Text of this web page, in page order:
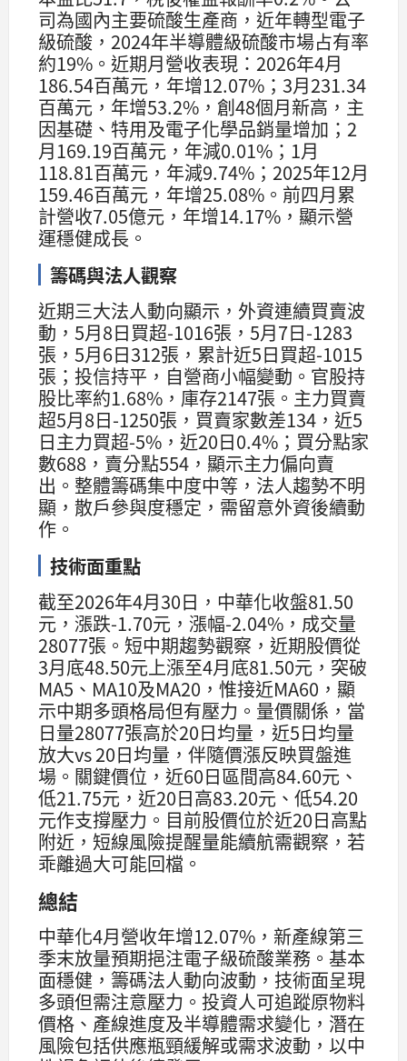
司為國內主要硫酸生產商，近年轉型電子
級硫酸，2024年半導體級硫酸市場占有率
約19%。近期月營收表現：2026年4月
186.54百萬元，年增12.07%；3月231.34
百萬元，年增53.2%，創48個月新高，主
因基礎、特用及電子化學品銷量增加；2
月169.19百萬元，年減0.01%；1月
118.81百萬元，年減9.74%；2025年12月
159.46百萬元，年增25.08%。前四月累
計營收7.05億元，年增14.17%，顯示營
運穩健成長。
籌碼與法人觀察
近期三大法人動向顯示，外資連續買賣波
動，5月8日買超-1016張，5月7日-1283
張，5月6日312張，累計近5日買超-1015
張；投信持平，自營商小幅變動。官股持
股比率約1.68%，庫存2147張。主力買賣
超5月8日-1250張，買賣家數差134，近5
日主力買超-5%，近20日0.4%；買分點家
數688，賣分點554，顯示主力偏向賣
出。整體籌碼集中度中等，法人趨勢不明
顯，散戶參與度穩定，需留意外資後續動
作。
技術面重點
截至2026年4月30日，中華化收盤81.50
元，漲跌-1.70元，漲幅-2.04%，成交量
28077張。短中期趨勢觀察，近期股價從
3月底48.50元上漲至4月底81.50元，突破
MA5、MA10及MA20，惟接近MA60，顯
示中期多頭格局但有壓力。量價關係，當
日量28077張高於20日均量，近5日均量
放大vs 20日均量，伴隨價漲反映買盤進
場。關鍵價位，近60日區間高84.60元、
低21.75元，近20日高83.20元、低54.20
元作支撐壓力。目前股價位於近20日高點
附近，短線風險提醒量能續航需觀察，若
乖離過大可能回檔。
總結
中華化4月營收年增12.07%，新產線第三
季末放量預期挹注電子級硫酸業務。基本
面穩健，籌碼法人動向波動，技術面呈現
多頭但需注意壓力。投資人可追蹤原物料
價格、產線進度及半導體需求變化，潛在
風險包括供應瓶頸緩解或需求波動，以中